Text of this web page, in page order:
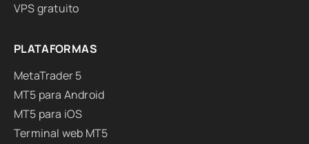
VPS gratuito
PLATAFORMAS
MetaTrader 5
MT5 para Android
MT5 para iOS
Terminal web MT5